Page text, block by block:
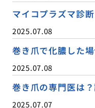
マイコプラズマ診
2025.07.08
巻き爪で化膿した
2025.07.08
巻き爪の専門医は
2025.07.07